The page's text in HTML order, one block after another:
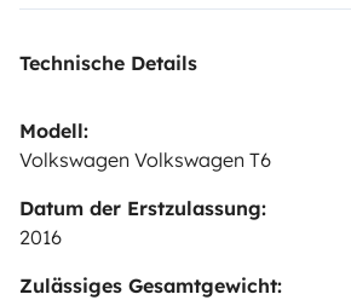
Technische Details
Modell:
Volkswagen Volkswagen T6
Datum der Erstzulassung:
2016
Zulässiges Gesamtgewicht: